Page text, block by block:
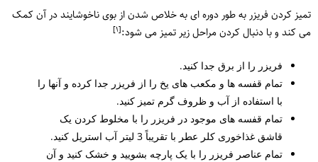
تمیز کردن فریزر به طور دوره ای به خلاص شدن از بوی ناخوشایند در آن کمک
می کند و با دنبال کردن مراحل زیر تمیز می شود:[١]
فریزر را از برق جدا کنید.
تمام قفسه ها و مکعب های یخ را از فریزر جدا کرده و آنها را
با استفاده از آب و ظروف گرم تمیز کنید.
تمام قفسه های موجود در فریزر را با مخلوط کردن یک
قاشق غذاخوری کلر عطر با تقریباً 3 لیتر آب استریل کنید.
تمام عناصر فریزر را با یک پارچه بشویید و خشک کنید و آن